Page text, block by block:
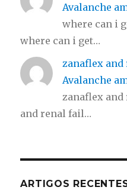
Avalanche
where can i
where can i get…
zanaflex
Avalanche
zanaflex
and renal fail…
ARTIGOS